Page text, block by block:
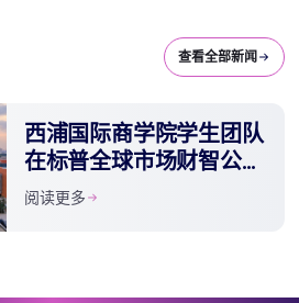
查看全部新闻
西浦国际商学院学生团队
在标普全球市场财智公司
估值挑战赛中荣获三等奖
阅读更多